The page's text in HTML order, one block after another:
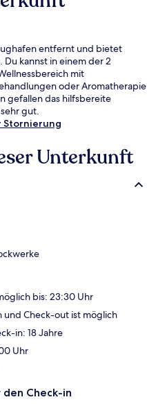
entfernt und bietet
kannst in einem der 2
mit
oder Aromatherapie
gefallen das hilfsbereite
gut.
Stornierung
Unterkunft
bis: 23:30 Uhr
und Check-out ist möglich
in: 18 Jahre
Uhr
Check-in